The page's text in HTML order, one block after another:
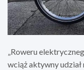
„Roweru
wciąż aktywny